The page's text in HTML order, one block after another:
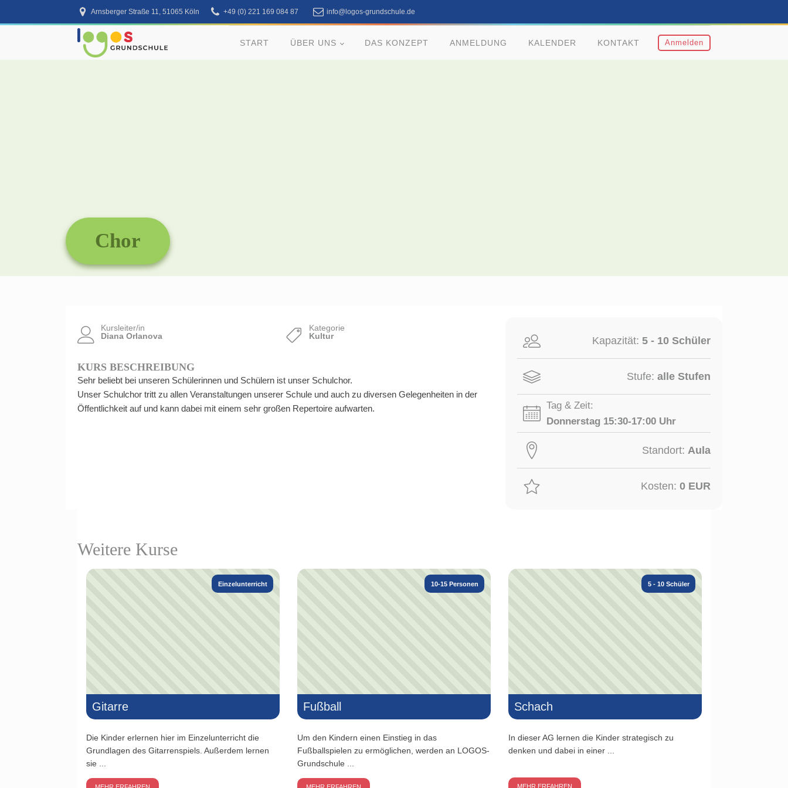
Arnsberger Straße 11, 51065 Köln +49 (0) 221 169 084 87 info@logos-grundschule.de
START ÜBER UNS DAS KONZEPT ANMELDUNG KALENDER KONTAKT Anmelden
Chor
Kursleiter/in
Diana Orlanova
Kategorie
Kultur
KURS BESCHREIBUNG
Sehr beliebt bei unseren Schülerinnen und Schülern ist unser Schulchor.
Unser Schulchor tritt zu allen Veranstaltungen unserer Schule und auch zu diversen Gelegenheiten in der
Öffentlichkeit auf und kann dabei mit einem sehr großen Repertoire aufwarten.
Kapazität: 5 - 10 Schüler
Stufe: alle Stufen
Tag & Zeit:
Donnerstag 15:30-17:00 Uhr
Standort: Aula
Kosten: 0 EUR
Weitere Kurse
Einzelunterricht
Gitarre
Die Kinder erlernen hier im Einzelunterricht die
Grundlagen des Gitarrenspiels. Außerdem lernen
sie ...
10-15 Personen
Fußball
Um den Kindern einen Einstieg in das
Fußballspielen zu ermöglichen, werden an LOGOS-
Grundschule ...
5 - 10 Schüler
Schach
In dieser AG lernen die Kinder strategisch zu
denken und dabei in einer ...
MEHR ERFAHREN